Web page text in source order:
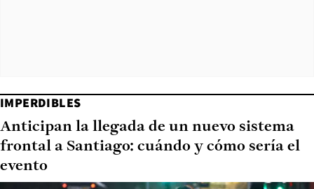
IMPERDIBLES
Anticipan la llegada de un nuevo sistema
frontal a Santiago: cuándo y cómo sería el
evento